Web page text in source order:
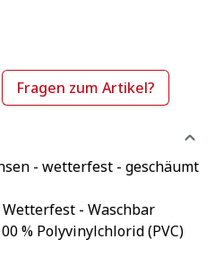
Fragen zum Artikel?
- wetterfest - geschäumt
- Waschbar
% Polyvinylchlorid (PVC)